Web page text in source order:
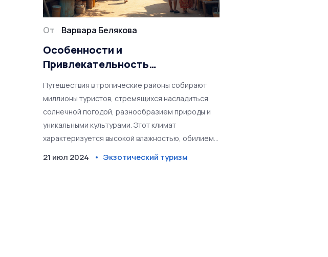
От Варвара Белякова
Особенности и
Привлекательность
Путешествия в тропические районы собирают
миллионы туристов, стремящихся насладиться
солнечной погодой, разнообразием природы и
уникальными культурами. Этот климат
характеризуется высокой влажностью, обилием
21 июл 2024 Экзотический туризм